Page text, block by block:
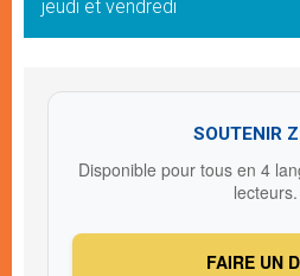
jeudi et vendredi
SOUTENIR
Disponible pour tous en 4
lecteurs.
FAIRE UN